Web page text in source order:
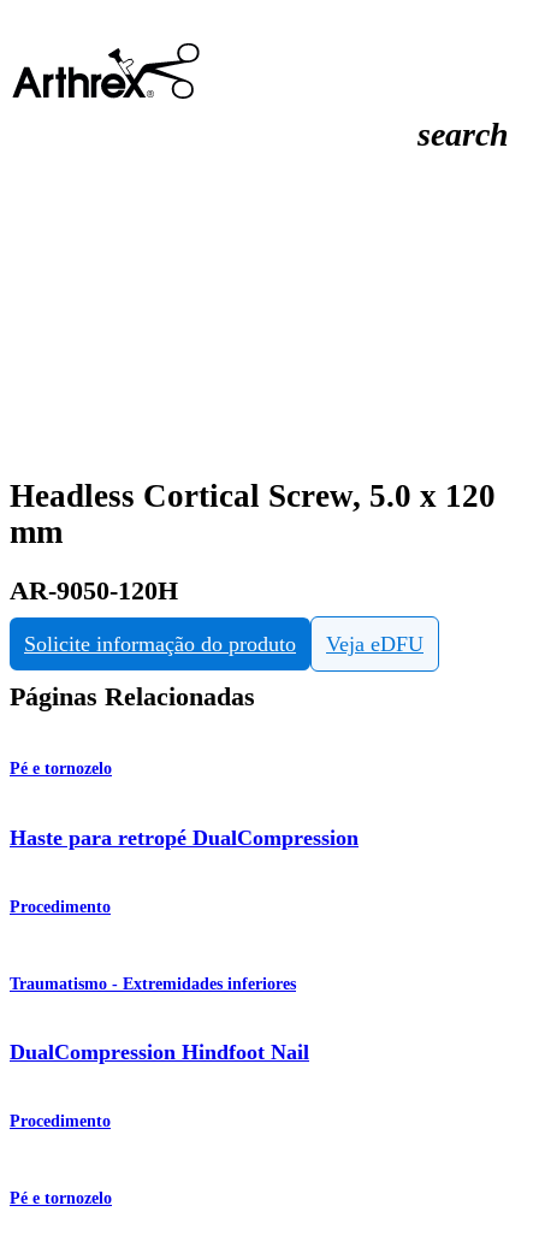
search
Headless Cortical Screw, 5.0 x 120
mm
AR-9050-120H
Solicite informação do produto Veja eDFU
Páginas Relacionadas
Pé e tornozelo
Haste para retropé DualCompression
Procedimento
Traumatismo - Extremidades inferiores
DualCompression Hindfoot Nail
Procedimento
Pé e tornozelo